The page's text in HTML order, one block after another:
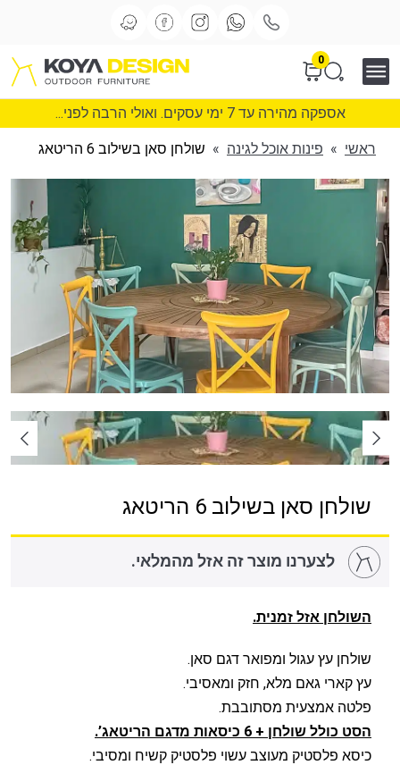
0
אספקה מהירה עד 7 ימי עסקים. ואולי הרבה לפני...
ראשי » פינות אוכל לגינה » שולחן סאן בשילוב 6 הריטאג
שולחן סאן בשילוב 6 הריטאג
לצערנו מוצר זה אזל מהמלאי.
השולחן אזל זמנית.
שולחן עץ עגול ומפואר דגם סאן.
עץ קארי גאם מלא, חזק ומאסיבי.
פלטה אמצעית מסתובבת.
הסט כולל שולחן + 6 כיסאות מדגם הריטאג’.
כיסא פלסטיק מעוצב עשוי פלסטיק קשיח ומסיבי.